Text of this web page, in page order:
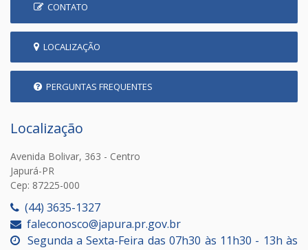
CONTATO
LOCALIZAÇÃO
PERGUNTAS FREQUENTES
Localização
Avenida Bolivar, 363 - Centro
Japurá-PR
Cep: 87225-000
(44) 3635-1327
faleconosco@japura.pr.gov.br
Segunda a Sexta-Feira das 07h30 às 11h30 - 13h às